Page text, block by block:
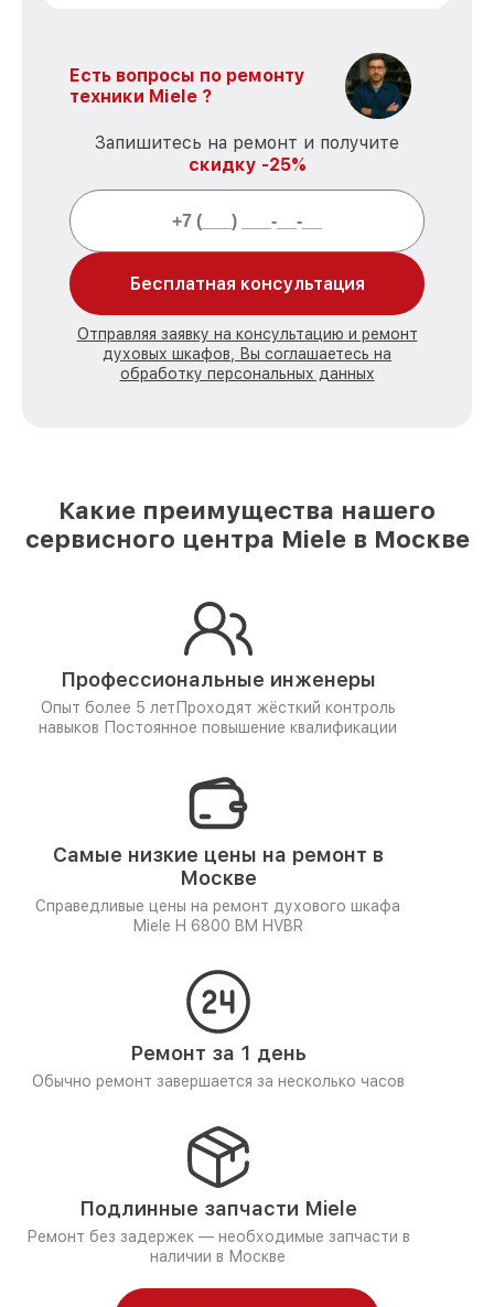
Есть вопросы по ремонту
техники Miele ?
Запишитесь на ремонт и получите
скидку -25%
Бесплатная консультация
Отправляя заявку на консультацию и ремонт
духовых шкафов, Вы соглашаетесь на
обработку персональных данных
Какие преимущества нашего
сервисного центра Miele в Москве
Профессиональные инженеры
Опыт более 5 лет Проходят жёсткий контроль
навыков Постоянное повышение квалификации
Самые низкие цены на ремонт в
Москве
Справедливые цены на ремонт духового шкафа
Miele H 6800 BM HVBR
Ремонт за 1 день
Обычно ремонт завершается за несколько часов
Подлинные запчасти Miele
Ремонт без задержек — необходимые запчасти в
наличии в Москве